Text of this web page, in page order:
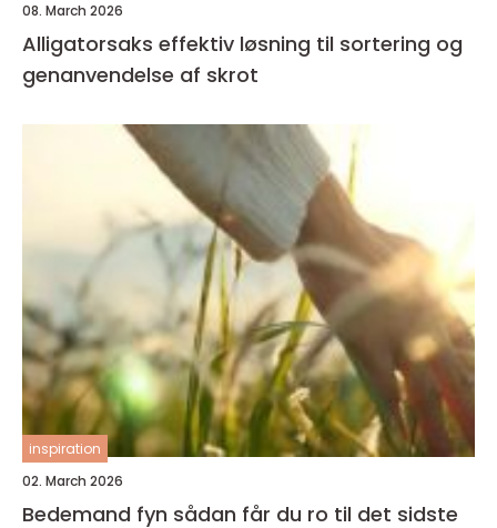
08. March 2026
Alligatorsaks effektiv løsning til sortering og
genanvendelse af skrot
inspiration
02. March 2026
Bedemand fyn sådan får du ro til det sidste